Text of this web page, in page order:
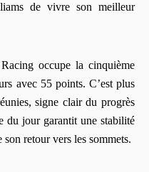
de vivre son meilleur
occupe la cinquième
avec 55 points. C’est plus
signe clair du progrès
du jour garantit une stabilité
retour vers les sommets.